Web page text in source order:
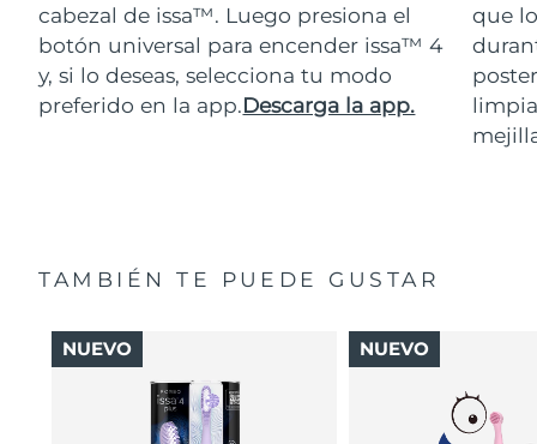
cabezal de issa™. Luego presiona el
botón universal para encender issa™ 4
y, si lo deseas, selecciona tu modo
preferido en la app.Descarga la app.
que
TAMBIÉN TE PUEDE GUSTAR
NUEVO NUEVO